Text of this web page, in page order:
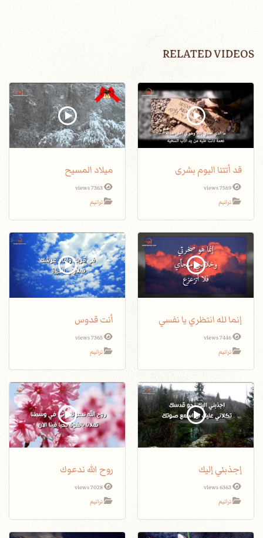
RELATED VIDEOS
قد أتتنا اليوم بشرى
7569 views
ترانيم
ميلاد المسيح
7363 views
ترانيم
إنما لله انتظري يا نفسي
7446 views
ترانيم
أنت قدوس
7365 views
ترانيم
إجذبني إليك
6363 views
ترانيم
روح الله ندعوك
7028 views
ترانيم